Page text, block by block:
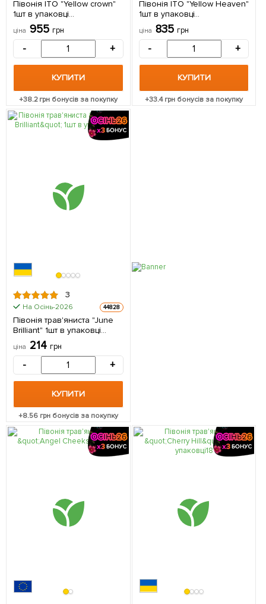
Півонія ІТО "Yellow crown"
1шт в упаковці
(Кореневище)
ціна 955 грн
- +
КУПИТИ
+38.2грн бонусів за покупку
Півонія ІТО "Yellow Heaven"
1шт в упаковці
(Кореневище)
ціна 835 грн
- +
КУПИТИ
+33.4грн бонусів за покупку
3
На Осінь-2026 44828
Півонія трав'яниста "June
Brilliant" 1шт в упаковці
(Кореневище)
ціна 214 грн
- +
КУПИТИ
+8.56 грн бонусів за покупку